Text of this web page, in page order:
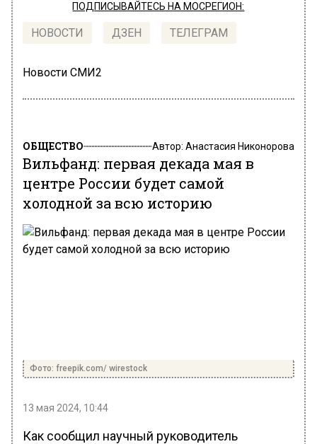
ПОДПИСЫВАЙТЕСЬ НА МОСРЕГИОН:
НОВОСТИ ДЗЕН ТЕЛЕГРАМ
Новости СМИ2
ОБЩЕСТВО Автор: Анастасия Никонорова
Вильфанд: первая декада мая в
центре России будет самой
холодной за всю историю
Фото: freepik.com/ wirestock
13 мая 2024, 10:44
Как сообщил научный руководитель